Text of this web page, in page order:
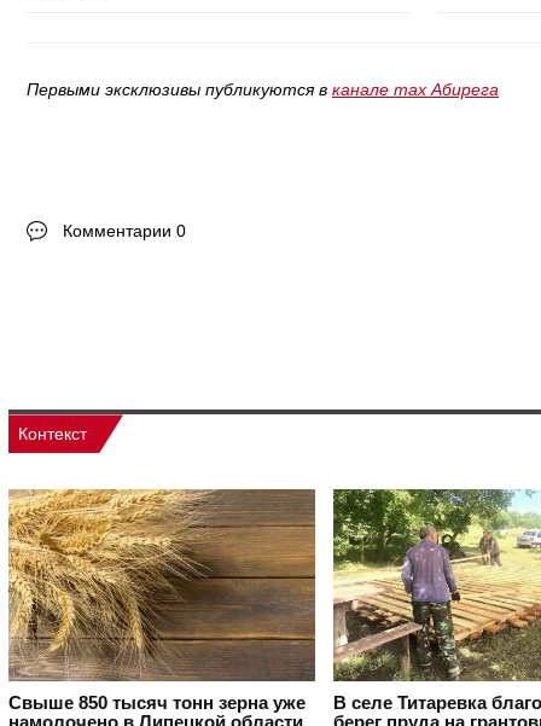
Первыми эксклюзивы публикуются в канале max Абирега
Комментарии 0
Контекст
Свыше 850 тысяч тонн зерна уже
В селе Титаревка